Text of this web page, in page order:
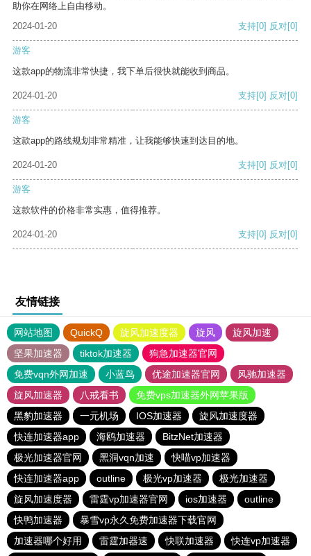
助你在网络上自由移动。
2024-01-20
支持[0] 反对[0]
游客
这款app的物流非常快捷，我下单后很快就能收到商品。
2024-01-20 支持[0] 反对[0]
游客
这款app的路线规划非常精准，让我能够快速到达目的地。
2024-01-20 支持[0] 反对[0]
游客
这款软件的价格非常实惠，值得推荐。
2024-01-20 支持[0] 反对[0]
友情链接
网站地图 QuickQ 旋风加速度器 旋风
旋风加速
坚果加速器
tiktok加速器
狗急加速器官网
免费vqn外网加速
小蓝鸟 优途加速器官网
风驰加速器
旋风加速器
八戒看书
免费vps加速器外网苹果版
黑豹加速器
一元机场 IOS加速器
旋风加速度器
快连加速器app
海鸥加速器
BitzNet加速器
极光加速器官网
黑洞vqn加速
快喵vp加速器
快连加速器app
outline 极光vp加速器
极光加速器
旋风加速度器
雷霆vp加速器官网 ios加速器
outline
快鸭加速器
暴雪vp永久免费加速器下载官网
加速器哪个好用
雷霆加器速 快联加速器 快连vp加速器